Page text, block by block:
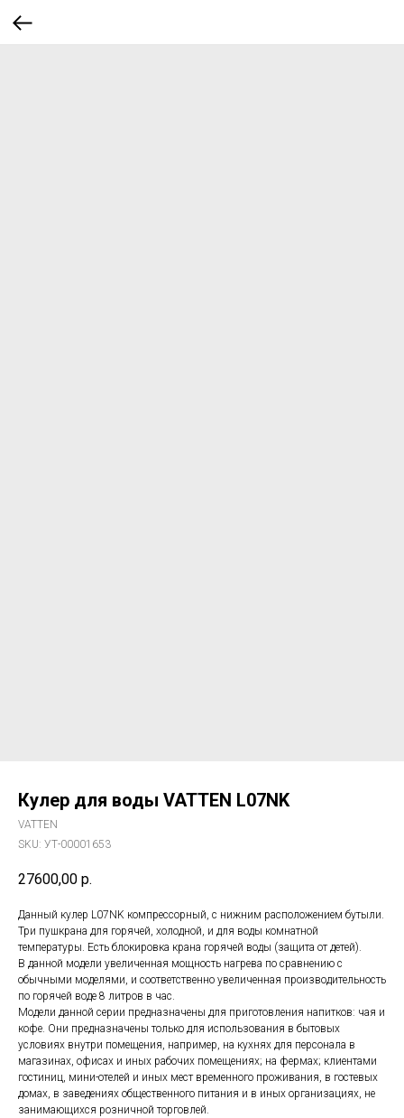
Кулер для воды VATTEN L07NK
VATTEN
SKU: УТ-00001653
27600,00 р.
Данный кулер L07NK компрессорный, с нижним расположением бутыли.
Три пушкрана для горячей, холодной, и для воды комнатной
температуры. Есть блокировка крана горячей воды (защита от детей).
В данной модели увеличенная мощность нагрева по сравнению с
обычными моделями, и соответственно увеличенная производительность
по горячей воде 8 литров в час.
Модели данной серии предназначены для приготовления напитков: чая и
кофе. Они предназначены только для использования в бытовых
условиях внутри помещения, например, на кухнях для персонала в
магазинах, офисах и иных рабочих помещениях; на фермах; клиентами
гостиниц, мини-отелей и иных мест временного проживания, в гостевых
домах, в заведениях общественного питания и в иных организациях, не
занимающихся розничной торговлей.